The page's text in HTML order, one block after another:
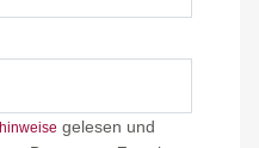
gelesen und